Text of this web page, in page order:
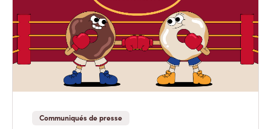
Communiqués de presse